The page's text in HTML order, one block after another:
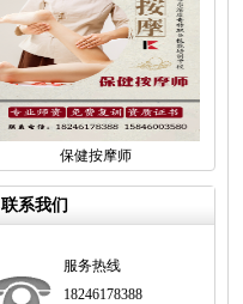
保健按摩师
联系我们
服务热线
18246178388